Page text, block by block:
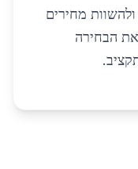
מחירים
הבחירה